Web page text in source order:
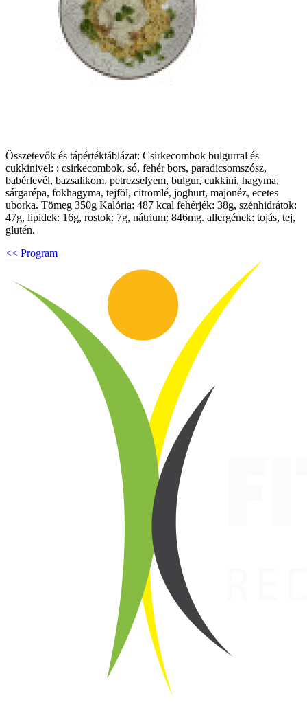
Összetevők és tápértéktáblázat: Csirkecombok bulgurral és
cukkinivel: : csirkecombok, só, fehér bors, paradicsomszósz,
babérlevél, bazsalikom, petrezselyem, bulgur, cukkini, hagyma,
sárgarépa, fokhagyma, tejföl, citromlé, joghurt, majonéz, ecetes
uborka. Tömeg 350g Kalória: 487 kcal fehérjék: 38g, szénhidrátok:
47g, lipidek: 16g, rostok: 7g, nátrium: 846mg. allergének: tojás, tej,
glutén.
<< Program